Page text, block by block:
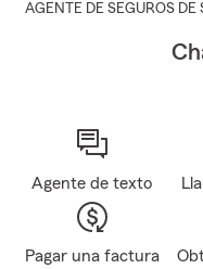
AGENTE DE SEGUROS DE
Agente de texto
Pagar una factura